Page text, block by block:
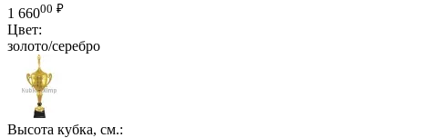
1 66000 ₽
Цвет:
золото/серебро
Высота кубка, см.: